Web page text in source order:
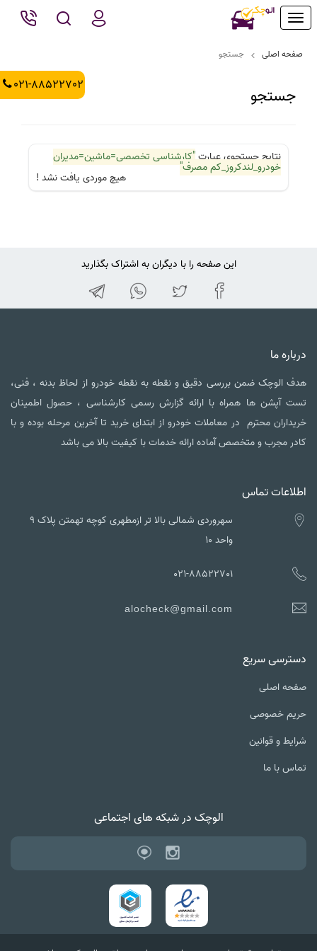
Toggle
021-88522702
صفحه اصلی جستجو
جستجو
نتایج جستجوی عبارت"کارشناسی تخصصی=ماشین=مدیران
خودرو_لندکروز_کم مصرف"
هیچ موردی یافت نشد !
این صفحه را با دیگران به اشتراک بگذارید
درباره ما
هدف الوچک ضمن بررسی دقیق و نقطه به نقطه خودرو از لحاظ بدنه ، فنی،
تست آپشن ها همراه با ارائه گزارش رسمی کارشناسی ، حصول اطمینان
خریداران محترم در معاملات خودرو از ابتدای خرید تا آخرین مرحله بوده و با
کادر مجرب و متخصص آماده ارائه خدمات با کیفیت بالا می باشد
اطلاعات تماس
سهروردی شمالی بالا تر ازمطهری کوچه تهمتن پلاک ۹
واحد ۱۰
021-88522701
alocheck@gmail.com
دسترسی سریع
صفحه اصلی
حریم خصوصی
شرایط و قوانین
تماس با ما
الوچک در شبکه های اجتماعی